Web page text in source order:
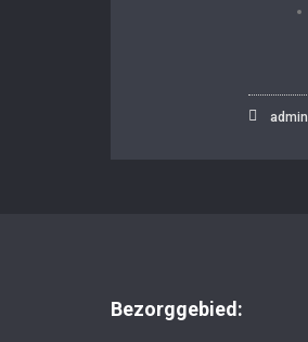
admin
Bezorggebied: